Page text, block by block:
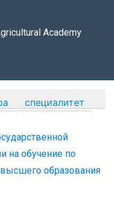
Academy
специалитет
на обучение по
образования